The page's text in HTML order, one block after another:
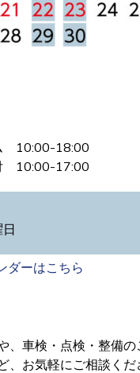
10:00-18:00
10:00-17:00
ダーはこちら
、車検・点検・整備
、お気軽にご相談くだ